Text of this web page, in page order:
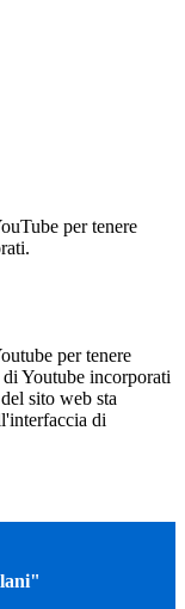
per tenere
per tenere
Youtube incorporati
sito web sta
di